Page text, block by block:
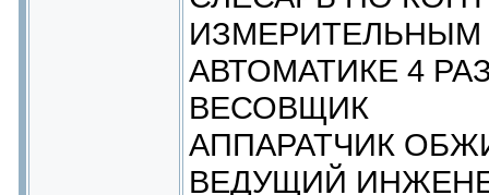
АВТОМАТИКЕ 4
ВЕСОВЩИК
АППАРАТЧИК
ВЕДУЩИЙ